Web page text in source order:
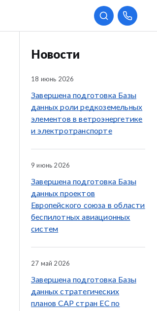
Новости
18 июнь 2026
Завершена подготовка Базы
данных роли редкоземельных
элементов в ветроэнергетике
и электротранспорте
9 июнь 2026
Завершена подготовка Базы
данных проектов
Европейского союза в области
беспилотных авиационных
систем
27 май 2026
Завершена подготовка Базы
данных стратегических
планов CAP стран ЕС по